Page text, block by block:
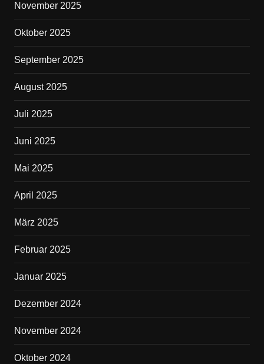
November 2025
Oktober 2025
September 2025
August 2025
Juli 2025
Juni 2025
Mai 2025
April 2025
März 2025
Februar 2025
Januar 2025
Dezember 2024
November 2024
Oktober 2024